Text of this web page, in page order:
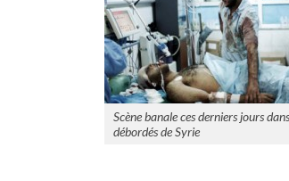
Scène banale ces derniers jours
débordés de Syrie